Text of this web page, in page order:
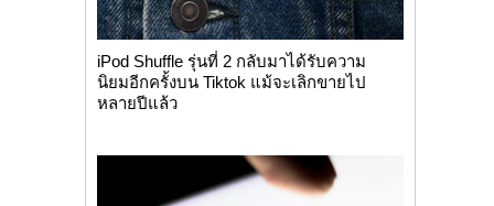
iPod Shuffle รุ่นที่ 2 กลับมาได้รับความ
นิยมอีกครั้งบน Tiktok แม้จะเลิกขายไป
หลายปีแล้ว